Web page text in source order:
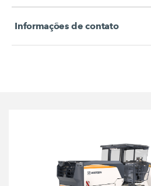
Informações de contato